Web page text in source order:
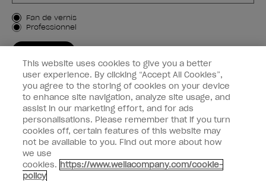
Type de client
Fan de vernis
Professionnel
Informations clients
Connectez-Vous
facebookinstagramyoutube
This website uses cookies to give you a better
user experience. By clicking “Accept All Cookies”,
you agree to the storing of cookies on your device
to enhance site navigation, analyze site usage, and
assist in our marketing effort, and for ads
personalisations. Please remember that if you turn
cookies off, certain features of this website may
not be available to you. Find out more about how
we use
cookies. https://www.wellacompany.com/cookie-
policy